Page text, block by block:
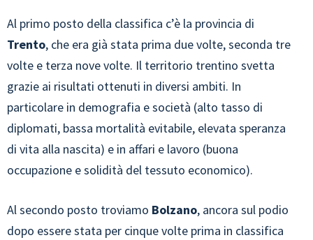
Al primo posto della classifica c’è la provincia di
Trento, che era già stata prima due volte, seconda tre
volte e terza nove volte. Il territorio trentino svetta
grazie ai risultati ottenuti in diversi ambiti. In
particolare in demografia e società (alto tasso di
diplomati, bassa mortalità evitabile, elevata speranza
di vita alla nascita) e in affari e lavoro (buona
occupazione e solidità del tessuto economico).
Al secondo posto troviamo Bolzano, ancora sul podio
dopo essere stata per cinque volte prima in classifica